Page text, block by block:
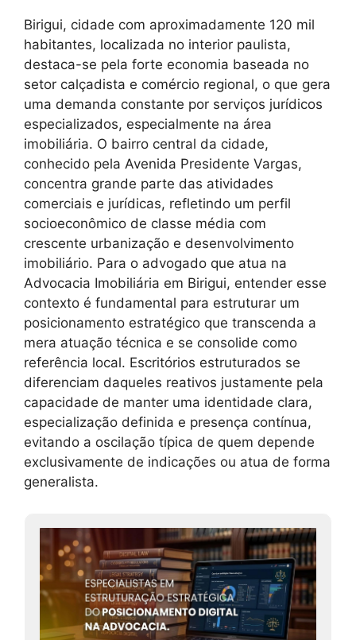
Birigui, cidade com aproximadamente 120 mil
habitantes, localizada no interior paulista,
destaca-se pela forte economia baseada no
setor calçadista e comércio regional, o que gera
uma demanda constante por serviços jurídicos
especializados, especialmente na área
imobiliária. O bairro central da cidade,
conhecido pela Avenida Presidente Vargas,
concentra grande parte das atividades
comerciais e jurídicas, refletindo um perfil
socioeconômico de classe média com
crescente urbanização e desenvolvimento
imobiliário. Para o advogado que atua na
Advocacia Imobiliária em Birigui, entender esse
contexto é fundamental para estruturar um
posicionamento estratégico que transcenda a
mera atuação técnica e se consolide como
referência local. Escritórios estruturados se
diferenciam daqueles reativos justamente pela
capacidade de manter uma identidade clara,
especialização definida e presença contínua,
evitando a oscilação típica de quem depende
exclusivamente de indicações ou atua de forma
generalista.